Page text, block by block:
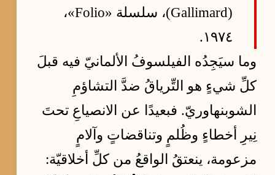
(Gallimard)، سلسلة «Folio»،
١٩٧٤.
وما سيَجِدُه الفيلسوفُ الألمانيّ فيه قبلَ
كلِّ شيءٍ هو التِّرياقُ ضدَّ التشاؤمِ
الشوبنهاوريّ. فبعيدًا عن الانصياعِ تحتَ
نِيرِ أخطاءٍ وظُلمٍ وتناقضاتٍ وآلامٍ
مزعومة، ينعتقُ الواقعُ من كلِّ أخلاقيّة: